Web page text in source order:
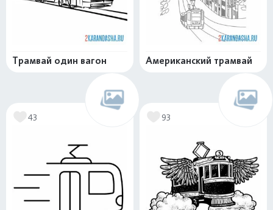
Трамвай один вагон Американский трамвай
43 93